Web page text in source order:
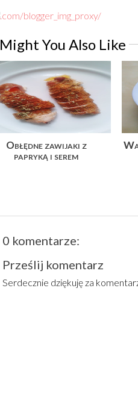
Might You Also Like
Obłędne zawijaki z
papryką i serem
0 komentarze:
Prześlij komentarz
Serdecznie dziękuję za